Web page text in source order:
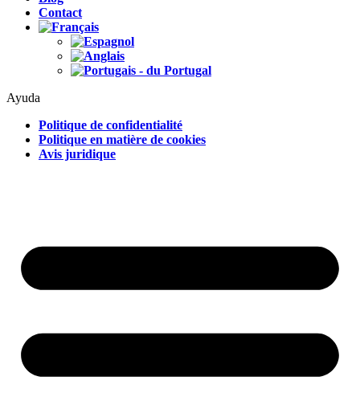
Contact
Ayuda
Politique de confidentialité
Politique en matière de cookies
Avis juridique